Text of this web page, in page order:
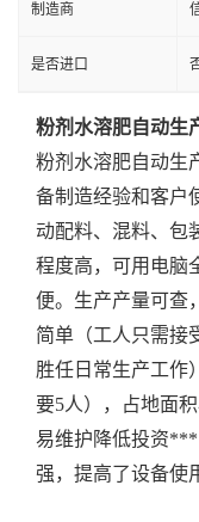
制造商
是否进口
粉剂水溶肥自动生
粉剂水溶肥自动生
备制造经验和客户
动配料、混料、包
程度高，可用电脑
便。生产产量可查
简单（工人只需接
胜任日常生产工作
要5人），占地面
易维护降低投资
强，提高了设备使